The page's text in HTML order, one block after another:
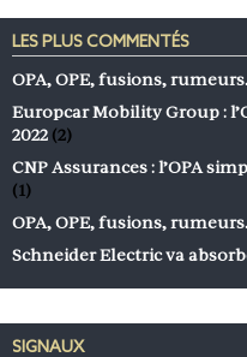
LES PLUS COMMENTÉS
OPA, OPE, fusions,
Europcar Mobility Group :
2022 (2)
CNP Assurances : l’OPA
(1)
OPA, OPE, fusions,
Schneider Electric va
SIGNAUX